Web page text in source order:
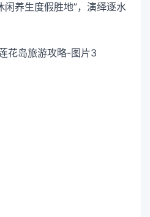
闲养生度假胜地”，演绎逐水